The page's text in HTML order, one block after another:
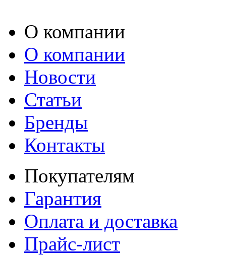
О компании
О компании
Новости
Статьи
Бренды
Контакты
Покупателям
Гарантия
Оплата и доставка
Прайс-лист